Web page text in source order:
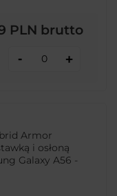
PLN brutto
- +
Armor
i osłoną
Galaxy A56 -